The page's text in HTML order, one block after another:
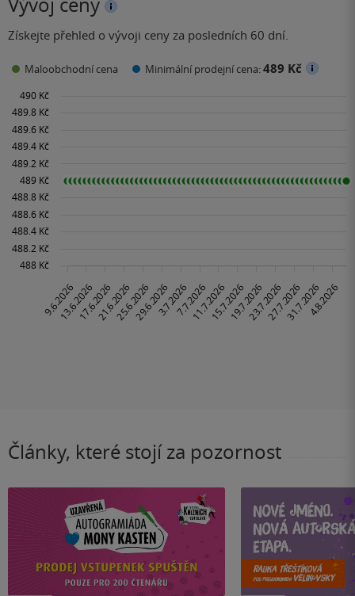
Získejte přehled o vývoji ceny za posledních 60 dní.
Maloobchodní cena Minimální prodejní cena:489 Kč
Články, které stojí za pozornost